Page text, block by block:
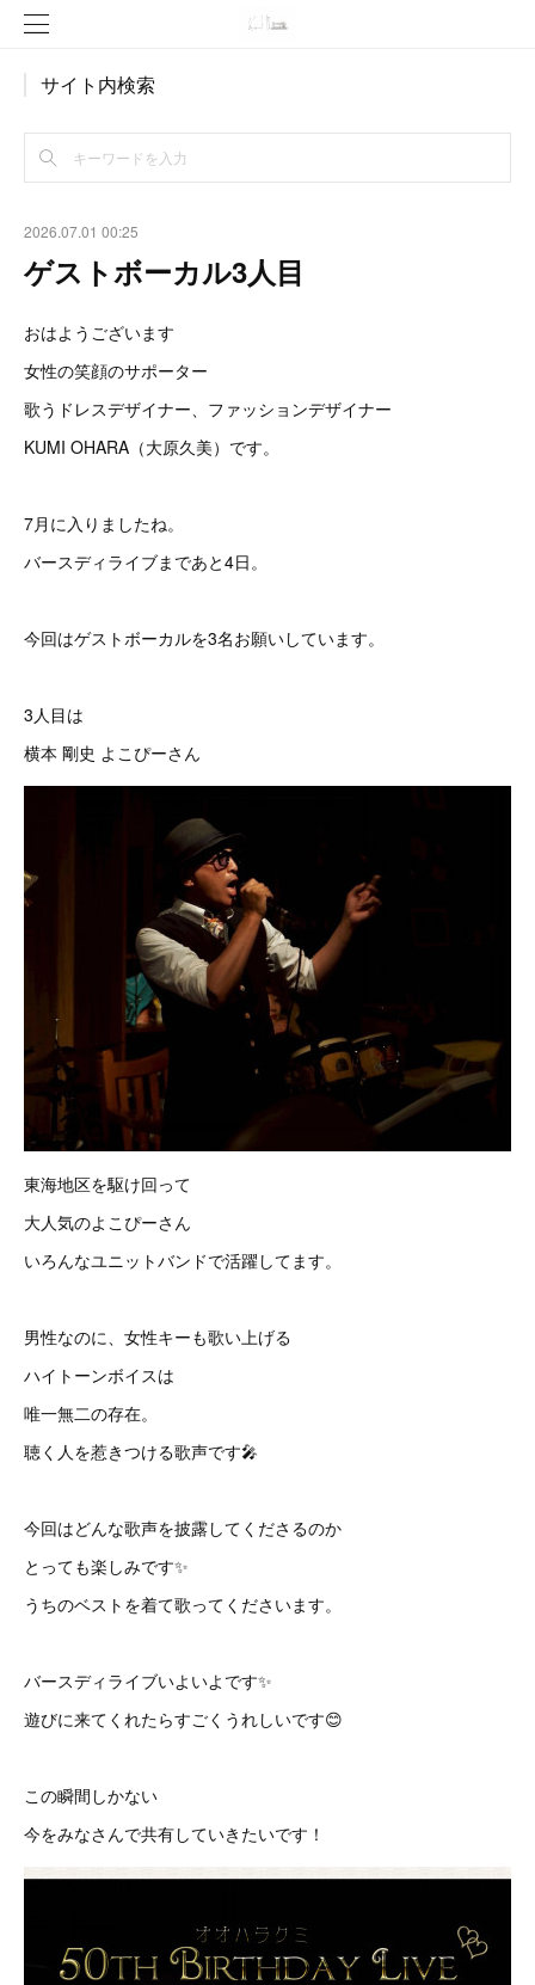
サイト内検索
2026.07.01 00:25
ゲストボーカル3人目
おはようございます
女性の笑顔のサポーター
歌うドレスデザイナー、ファッションデザイナー
KUMI OHARA（大原久美）です。
7月に入りましたね。
バースディライブまであと4日。
今回はゲストボーカルを3名お願いしています。
3人目は
横本 剛史 よこぴーさん
東海地区を駆け回って
大人気のよこぴーさん
いろんなユニットバンドで活躍してます。
男性なのに、女性キーも歌い上げる
ハイトーンボイスは
唯一無二の存在。
聴く人を惹きつける歌声です🎤
今回はどんな歌声を披露してくださるのか
とっても楽しみです✨
うちのベストを着て歌ってくださいます。
バースディライブいよいよです✨
遊びに来てくれたらすごくうれしいです😊
この瞬間しかない
今をみなさんで共有していきたいです！